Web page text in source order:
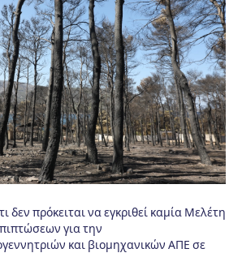
δεν πρόκειται να εγκριθεί καμία Μελέτη
για την
και βιομηχανικών ΑΠΕ σε